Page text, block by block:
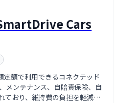
Cars
額で利用できるコネクテッド
メンテナンス、自賠責保険、自
ており、維持費の負担を軽減し